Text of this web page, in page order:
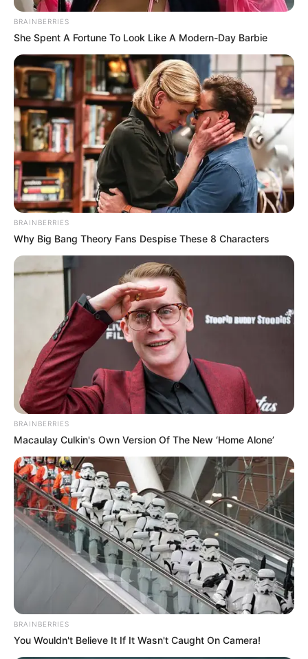
BRAINBERRIES
She Spent A Fortune To Look Like A Modern-Day Barbie
BRAINBERRIES
Why Big Bang Theory Fans Despise These 8 Characters
BRAINBERRIES
Macaulay Culkin's Own Version Of The New ‘Home Alone’
BRAINBERRIES
You Wouldn't Believe It If It Wasn't Caught On Camera!